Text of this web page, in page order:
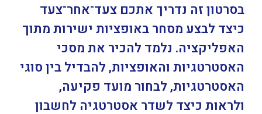
בסרטון זה נדריך אתכם צעד־אחר־צעד
כיצד לבצע מסחר באופציות ישירות מתוך
האפליקציה. נלמד להכיר את מסכי
האסטרטגיות והאופציות, להבדיל בין סוגי
האסטרטגיות, לבחור מועד פקיעה,
ולראות כיצד לשדר אסטרטגיה לחשבון